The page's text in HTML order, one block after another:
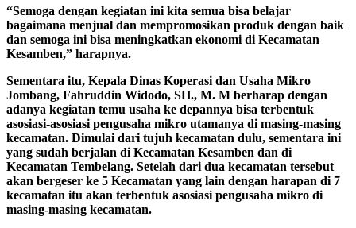
“Semoga dengan kegiatan ini kita semua bisa belajar
bagaimana menjual dan mempromosikan produk dengan baik
dan semoga ini bisa meningkatkan ekonomi di Kecamatan
Kesamben,” harapnya.
Sementara itu, Kepala Dinas Koperasi dan Usaha Mikro
Jombang, Fahruddin Widodo, SH., M. M berharap dengan
adanya kegiatan temu usaha ke depannya bisa terbentuk
asosiasi-asosiasi pengusaha mikro utamanya di masing-masing
kecamatan. Dimulai dari tujuh kecamatan dulu, sementara ini
yang sudah berjalan di Kecamatan Kesamben dan di
Kecamatan Tembelang. Setelah dari dua kecamatan tersebut
akan bergeser ke 5 Kecamatan yang lain dengan harapan di 7
kecamatan itu akan terbentuk asosiasi pengusaha mikro di
masing-masing kecamatan.